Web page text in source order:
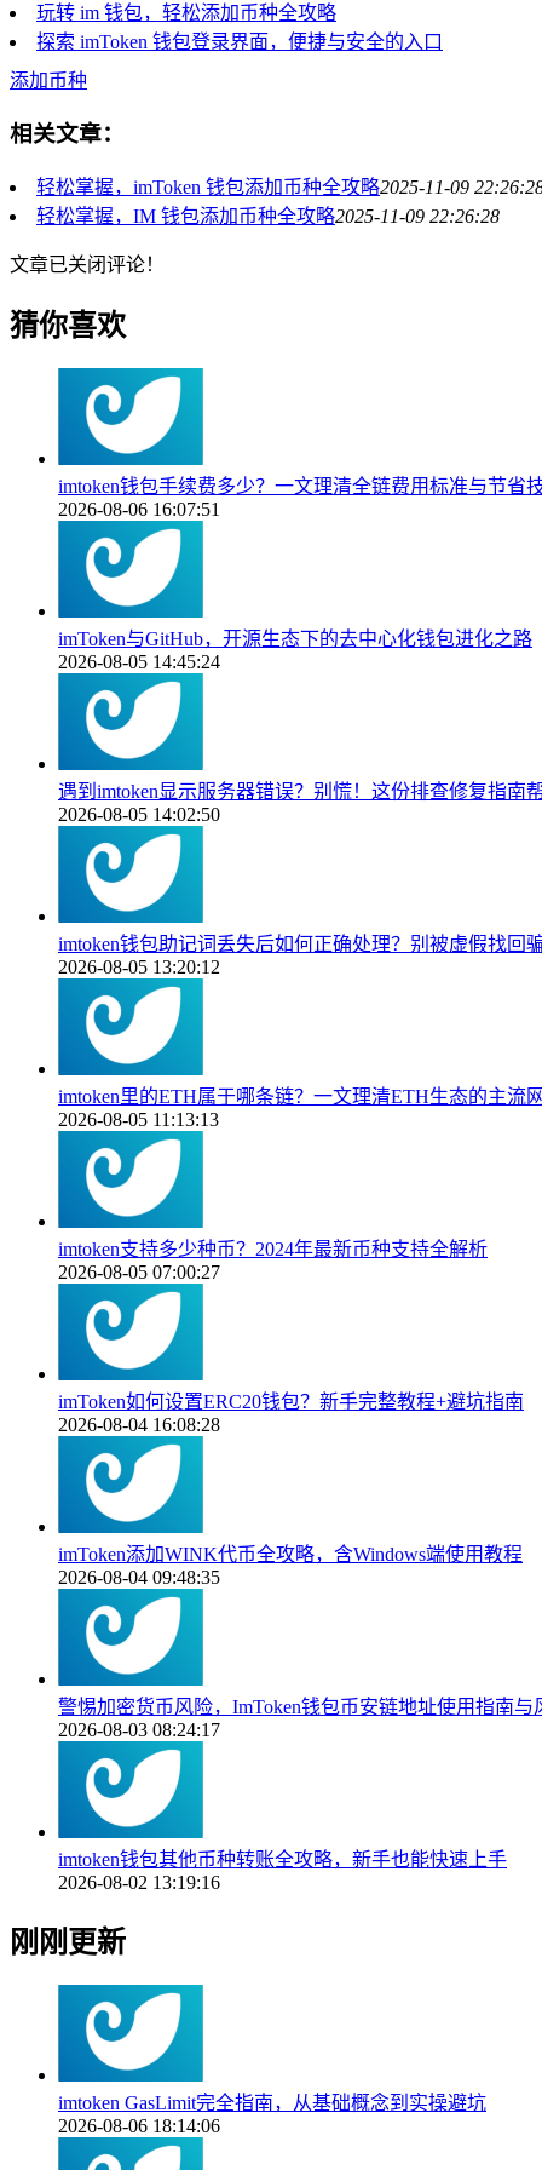
玩转 im 钱包，轻松添加币种全攻略
探索 imToken 钱包登录界面，便捷与安全的入口
添加币种
相关文章：
轻松掌握，imToken 钱包添加币种全攻略2025-11-09
轻松掌握，IM 钱包添加币种全攻略2025-11-09 22:26:28
文章已关闭评论！
猜你喜欢
imtoken钱包手续费多少？一文理清全链费用标准与节省
2026-08-06 16:07:51
imToken与GitHub，开源生态下的去中心化钱包进化之路
2026-08-05 14:45:24
遇到imtoken显示服务器错误？别慌！这份排查修复指南
2026-08-05 14:02:50
imtoken钱包助记词丢失后如何正确处理？别被虚假找回
2026-08-05 13:20:12
imtoken里的ETH属于哪条链？一文理清ETH生态的主流
2026-08-05 11:13:13
imtoken支持多少种币？2024年最新币种支持全解析
2026-08-05 07:00:27
imToken如何设置ERC20钱包？新手完整教程+避坑指南
2026-08-04 16:08:28
imToken添加WINK代币全攻略，含Windows端使用教程
2026-08-04 09:48:35
警惕加密货币风险，ImToken钱包币安链地址使用指南与
2026-08-03 08:24:17
imtoken钱包其他币种转账全攻略，新手也能快速上手
2026-08-02 13:19:16
刚刚更新
imtoken GasLimit完全指南，从基础概念到实操避坑
2026-08-06 18:14:06